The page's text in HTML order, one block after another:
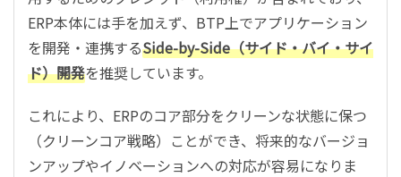
ERP本体には手を加えず、BTP上でアプリケーション
を開発・連携するSide-by-Side（サイド・バイ・サイ
ド）開発を推奨しています。
これにより、ERPのコア部分をクリーンな状態に保つ
（クリーンコア戦略）ことができ、将来的なバージョ
ンアップやイノベーションへの対応が容易になりま